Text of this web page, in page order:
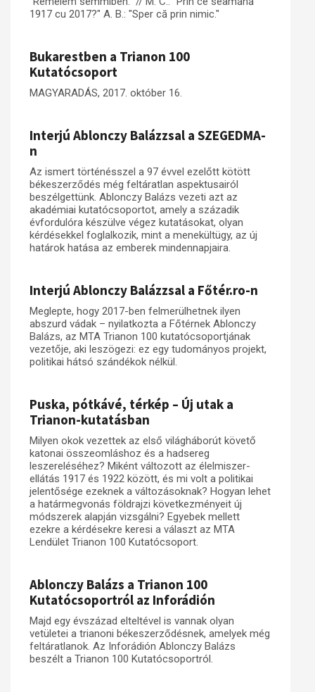
1917 cu 2017?" A. B.: "Sper că prin nimic."
Bukarestben a Trianon 100
Kutatócsoport
MAGYARADÁS, 2017. október 16.
Interjú Ablonczy Balázzsal a SZEGEDMA-
n
Az ismert történésszel a 97 évvel ezelőtt kötött
békeszerződés még feltáratlan aspektusairól
beszélgettünk. Ablonczy Balázs vezeti azt az
akadémiai kutatócsoportot, amely a századik
évfordulóra készülve végez kutatásokat, olyan
kérdésekkel foglalkozik, mint a menekültügy, az új
határok hatása az emberek mindennapjaira.
Interjú Ablonczy Balázzsal a Főtér.ro-n
Meglepte, hogy 2017-ben felmerülhetnek ilyen
abszurd vádak – nyilatkozta a Főtérnek Ablonczy
Balázs, az MTA Trianon 100 kutatócsoportjának
vezetője, aki leszögezi: ez egy tudományos projekt,
politikai hátsó szándékok nélkül.
Puska, pótkávé, térkép – Új utak a
Trianon-kutatásban
Milyen okok vezettek az első világháborút követő
katonai összeomláshoz és a hadsereg
leszereléséhez? Miként változott az élelmiszer-
ellátás 1917 és 1922 között, és mi volt a politikai
jelentősége ezeknek a változásoknak? Hogyan lehet
a határmegvonás földrajzi következményeit új
módszerek alapján vizsgálni? Egyebek mellett
ezekre a kérdésekre keresi a választ az MTA
Lendület Trianon 100 Kutatócsoport.
Ablonczy Balázs a Trianon 100
Kutatócsoportról az Inforádión
Majd egy évszázad elteltével is vannak olyan
vetületei a trianoni békeszerződésnek, amelyek még
feltáratlanok. Az Inforádión Ablonczy Balázs
beszélt a Trianon 100 Kutatócsoportról.